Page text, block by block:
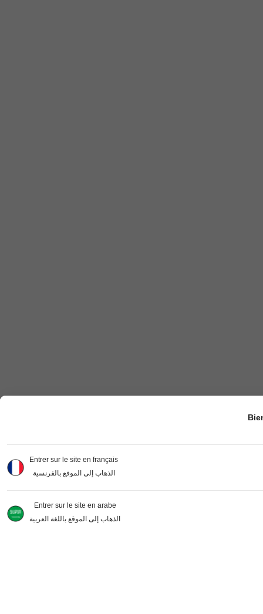
Entrer sur le site en français
الذهاب إلى الموقع بالفرنسية
Entrer sur le site en arabe
الذهاب إلى الموقع باللغة العربية